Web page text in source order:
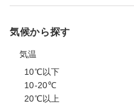
気候から探す
気温
10℃以下
10-20℃
20℃以上